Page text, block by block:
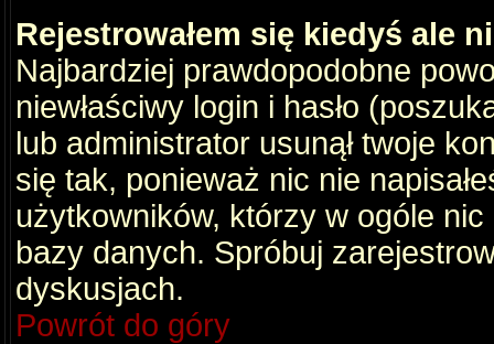
Rejestrowałem się kiedyś ale
Najbardziej prawdopodobne
niewłaściwy login i hasło
lub administrator usunął twoje
się tak, ponieważ nic nie
użytkowników, którzy w ogóle
bazy danych. Spróbuj
dyskusjach.
Powrót do góry